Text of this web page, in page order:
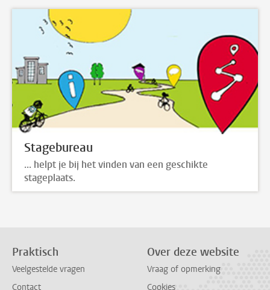
Stagebureau
... helpt je bij het vinden van een geschikte
stageplaats.
Praktisch
Veelgestelde vragen
Contact
Over deze website
Vraag of opmerking
Cookies